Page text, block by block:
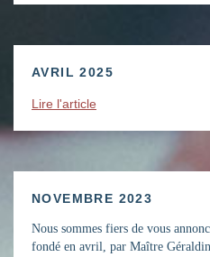
AVRIL 2025
Lire l'article
NOVEMBRE 2023
Nous sommes fiers de vous
fondé en avril, par Maître